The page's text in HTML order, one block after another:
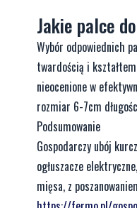
Jakie palce
Wybór odpowiednich
twardością i
nieocenione w
rozmiar 6-7cm
Podsumowanie
Gospodarczy ubój
ogłuszacze
mięsa, z